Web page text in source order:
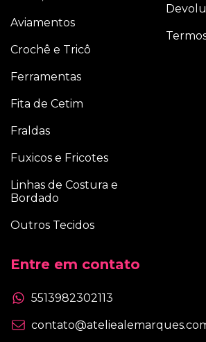
Aviamentos
Crochê e Tricô
Ferramentas
Fita de Cetim
Fraldas
Fuxicos e Fricotes
Linhas de Costura e
Bordado
Outros Tecidos
Entre em contato
5513982302113